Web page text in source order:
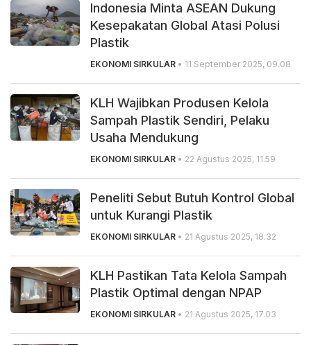
Indonesia Minta ASEAN Dukung
Kesepakatan Global Atasi Polusi
Plastik
EKONOMI SIRKULAR • 11 September 2025, 09.08
KLH Wajibkan Produsen Kelola
Sampah Plastik Sendiri, Pelaku
Usaha Mendukung
EKONOMI SIRKULAR • 22 Agustus 2025, 11.59
Peneliti Sebut Butuh Kontrol Global
untuk Kurangi Plastik
EKONOMI SIRKULAR • 21 Agustus 2025, 18.32
KLH Pastikan Tata Kelola Sampah
Plastik Optimal dengan NPAP
EKONOMI SIRKULAR • 21 Agustus 2025, 17.03